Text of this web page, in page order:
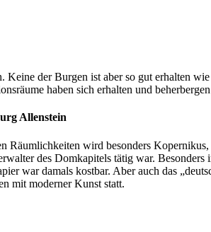
Keine der Burgen ist aber so gut erhalten
haben sich erhalten und
Allenstein
Räumlichkeiten wird besonders
des Domkapitels tätig war.
war damals kostbar. Aber auch das
mit moderner Kunst statt.